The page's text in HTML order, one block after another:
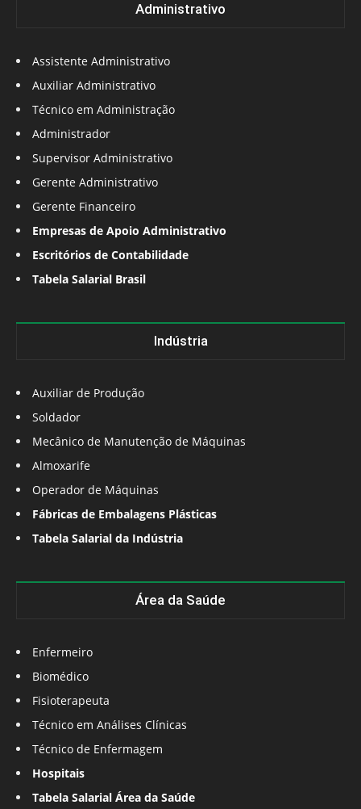
Administrativo
Assistente Administrativo
Auxiliar Administrativo
Técnico em Administração
Administrador
Supervisor Administrativo
Gerente Administrativo
Gerente Financeiro
Empresas de Apoio Administrativo
Escritórios de Contabilidade
Tabela Salarial Brasil
Indústria
Auxiliar de Produção
Soldador
Mecânico de Manutenção de Máquinas
Almoxarife
Operador de Máquinas
Fábricas de Embalagens Plásticas
Tabela Salarial da Indústria
Área da Saúde
Enfermeiro
Biomédico
Fisioterapeuta
Técnico em Análises Clínicas
Técnico de Enfermagem
Hospitais
Tabela Salarial Área da Saúde